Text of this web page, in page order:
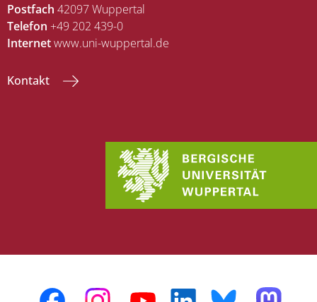
Postfach 42097 Wuppertal
Telefon +49 202 439-0
Internetwww.uni-wuppertal.de
Kontakt